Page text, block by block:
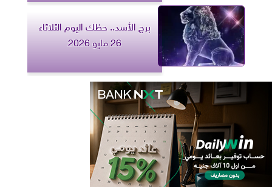
برج الأسد.. حظك اليوم الثلاثاء
26 مايو 2026